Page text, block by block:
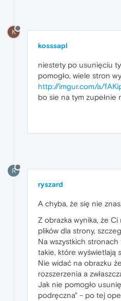
K
kosssapl
niestety po usunięciu
pomogło, wiele stron
http://imgur.com/a/
bo sie na tym zupełnie
R
ryszard
A chyba, że się nie
Z obrazka wynika, że
plików dla strony,
Na wszystkich
takie, które wyświetlają
Nie widać na obrazku
rozszerzenia a
Jak nie pomogło
podręczna" - po tej